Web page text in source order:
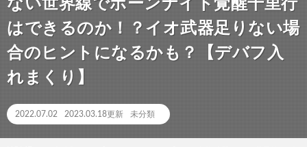
ない世界線でボーンナイト覚醒千里行
はできるのか！？イオ武器足りない場
合のヒントになるかも？【デバフ入
れまくり】
2022.07.02 2023.03.18更新 未分類